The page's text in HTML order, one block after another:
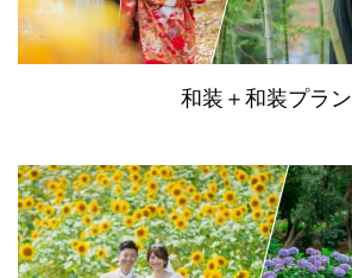
和装＋和装プラン